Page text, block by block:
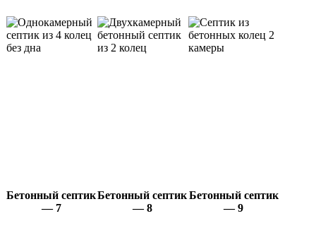
Бетонный септик
— 7
Бетонный септик
— 8
Бетонный септик
— 9